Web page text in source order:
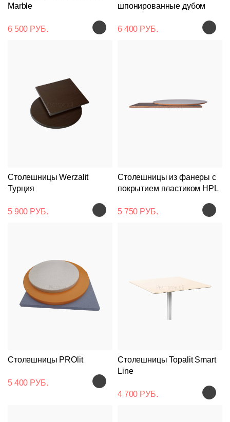
Marble
6 500 РУБ.
шпонированные дубом
6 400 РУБ.
Столешницы Werzalit
Турция
5 900 РУБ.
Столешницы из фанеры с
покрытием пластиком HPL
5 750 РУБ.
Столешницы PROlit
5 400 РУБ.
Столешницы Topalit Smart
Line
4 700 РУБ.